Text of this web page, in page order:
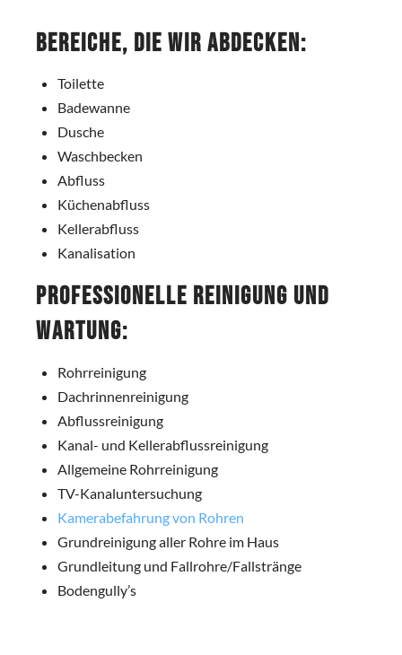
Bereiche, die wir abdecken:
Toilette
Badewanne
Dusche
Waschbecken
Abfluss
Küchenabfluss
Kellerabfluss
Kanalisation
Professionelle Reinigung und
Wartung:
Rohrreinigung
Dachrinnenreinigung
Abflussreinigung
Kanal- und Kellerabflussreinigung
Allgemeine Rohrreinigung
TV-Kanaluntersuchung
Kamerabefahrung von Rohren
Grundreinigung aller Rohre im Haus
Grundleitung und Fallrohre/Fallstränge
Bodengully’s